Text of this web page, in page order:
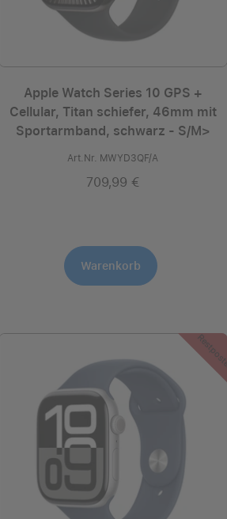
Apple Watch Series 10 GPS +
Cellular, Titan schiefer, 46mm mit
Sportarmband, schwarz - S/M>
Art.Nr. MWYD3QF/A
709,99 €
Warenkorb
Restposten